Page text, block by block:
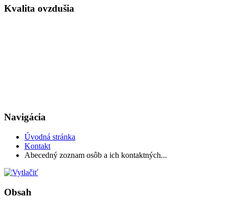
Kvalita ovzdušia
Navigácia
Úvodná stránka
Kontakt
Abecedný zoznam osôb a ich kontaktných...
Obsah